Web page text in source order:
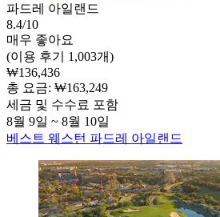
파드레 아일랜드
8.4/10
매우 좋아요
(이용 후기 1,003개)
₩136,436
총 요금: ₩163,249
세금 및 수수료 포함
8월 9일 ~ 8월 10일
베스트 웨스턴 파드레 아일랜드